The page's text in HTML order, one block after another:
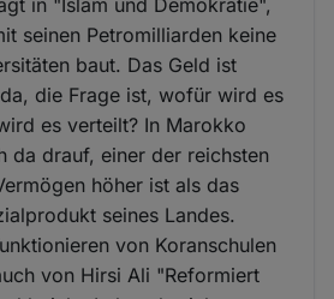
seinen Petromilliarden keine
baut. Das Geld ist
die Frage ist, wofür wird es
es verteilt? In Marokko
da drauf, einer der reichsten
höher ist als das
seines Landes.
von Koranschulen
von Hirsi Ali "Reformiert